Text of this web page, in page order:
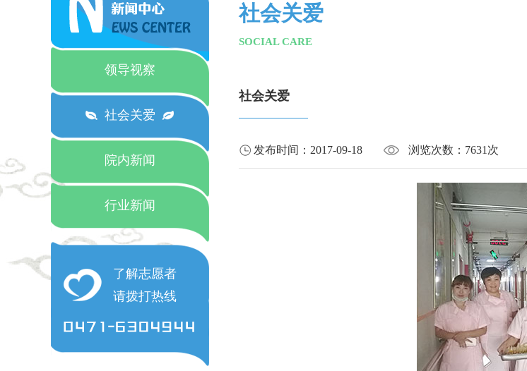
领导视察
社会关爱
院内新闻
行业新闻
了解志愿者
请拨打热线
社会关爱
SOCIAL CARE
社会关爱
发布时间： 2017-09-18 浏览次数： 7631次